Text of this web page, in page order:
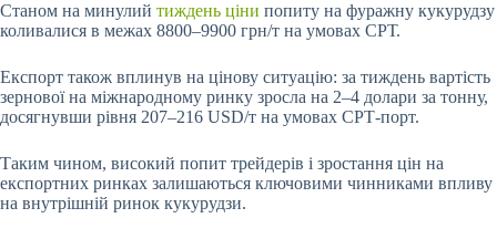
Станом на минулий тиждень ціни попиту на фуражну кукурудзу
коливалися в межах 8800–9900 грн/т на умовах СРТ.
Експорт також вплинув на цінову ситуацію: за тиждень вартість
зернової на міжнародному ринку зросла на 2–4 долари за тонну,
досягнувши рівня 207–216 USD/т на умовах СРТ-порт.
Таким чином, високий попит трейдерів і зростання цін на
експортних ринках залишаються ключовими чинниками впливу
на внутрішній ринок кукурудзи.